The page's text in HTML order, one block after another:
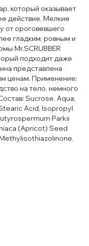
который оказывает
действие. Мелкие
от ороговевшего
гладким, ровным и
Mr.SCRUBBER
подходит даже
представлена
ценам. Применение:
на тело, немного
Sucrose, Aqua,
Acid, Isopropyl
Parkii
(Apricot) Seed